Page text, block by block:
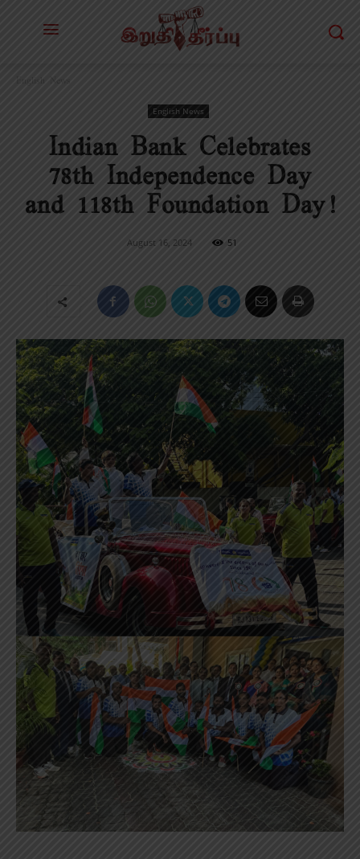
English News
English News
Indian Bank Celebrates
78th Independence Day
and 118th Foundation Day!
August 16, 2024 51